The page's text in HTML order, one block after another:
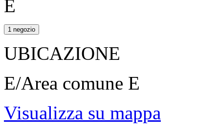
E
1 negozio
UBICAZIONE
E/Area comune E
Visualizza su mappa